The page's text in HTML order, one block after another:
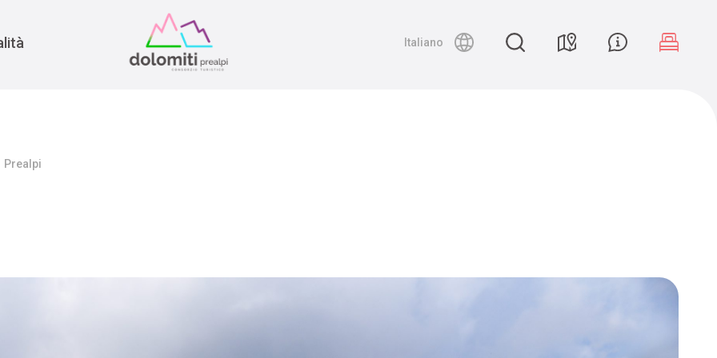
Italiano
Prealpi